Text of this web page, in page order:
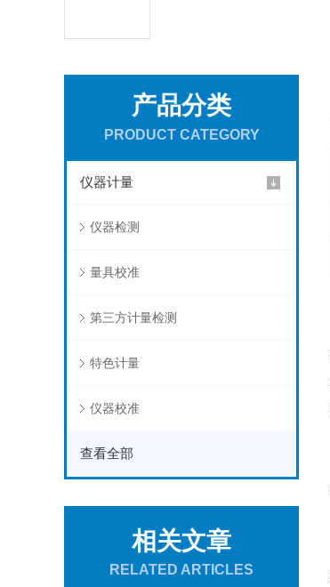
产品分类
PRODUCT CATEGORY
仪器计量
仪器检测
量具校准
第三方计量检测
特色计量
仪器校准
查看全部
相关文章
RELATED ARTICLES